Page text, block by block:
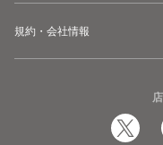
規約・会社情報